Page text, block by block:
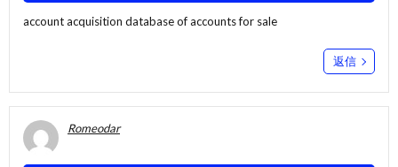
account acquisition database of accounts for sale
返信
Romeodar